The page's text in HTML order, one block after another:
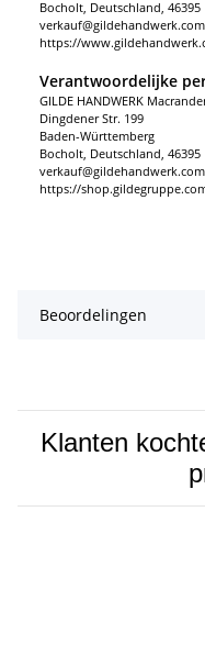
Bocholt, Deutschland, 46395
verkauf@gildehandwerk.com
https://
Verantwoordelijke
GILDE HANDWERK
Dingdener Str. 199
Baden-Württemberg
Bocholt, Deutschland, 46395
verkauf@gildehandwerk.com
https://
Beoordelingen
Klanten